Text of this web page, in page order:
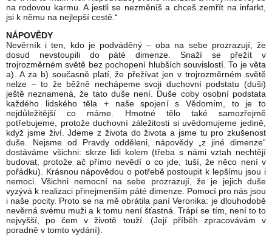
na rodovou karmu. A jestli se nezměníš a chceš zemřít na infarkt,
jsi k němu na nejlepší cestě.“
NÁPOVĚDY
Nevěrník i ten, kdo je podváděný – oba na sebe prozrazují, že
dosud nevstoupili do páté dimenze. Snaží se přežít v
trojrozměrném světě bez pochopení hlubších souvislostí. To je věta
a). A za b) současně platí, že přežívat jen v trojrozměrném světě
nelze – to že běžně nechápeme svoji duchovní podstatu (duši)
ještě neznamená, že tato duše není. Duše coby osobní podstata
každého lidského těla + naše spojení s Vědomím, to je to
nejdůležitější co máme. Hmotné tělo také samozřejmě
potřebujeme, protože duchovní záležitosti si uvědomujeme jedině,
když jsme živí. Jdeme z života do života a jsme tu pro zkušenost
duše. Nejsme od Pravdy odděleni, nápovědy „z jiné dimenze“
dostáváme všichni: skrze lidi kolem (třeba s námi vztah nechtějí
budovat, protože ač přímo nevědí o co jde, tuší, že něco není v
pořádku). Krásnou nápovědou o potřebě postoupit k lepšímu jsou i
nemoci. Všichni nemocní na sebe prozrazují, že je jejich duše
vyzývá k realizaci přinejmenším páté dimenze. Pomocí pro nás jsou
i naše pocity. Proto se na mě obrátila paní Veronika: je dlouhodobě
nevěrná svému muži a k tomu není šťastná. Trápí se tím, není to to
nejvyšší, po čem v životě touží. (Její příběh zpracovávám v
poradně v tomto vydání).